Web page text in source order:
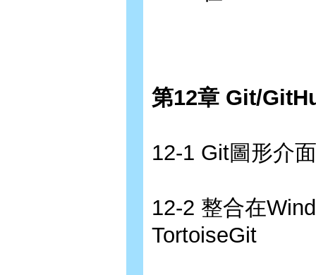
第12章 Git/
12-1 Git圖形介
12-2 整合在
TortoiseGit